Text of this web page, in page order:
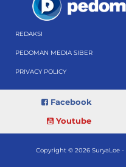
REDAKSI
PEDOMAN MEDIA SIBER
PRIVACY POLICY
Facebook
Youtube
Copyright © 2026 SuryaLoe -